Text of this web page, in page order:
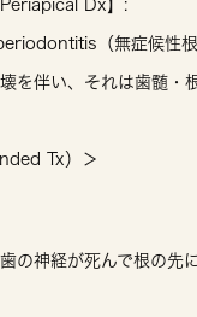
Periapical Dx】:
（無症候性根
を伴い、それは歯髄・
Tx）＞
の神経が死んで根の先